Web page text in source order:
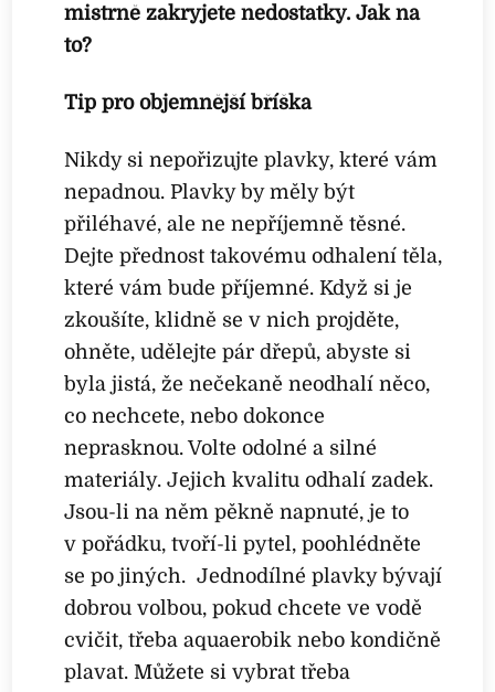
mistrně zakryjete nedostatky. Jak na
to?
Tip pro objemnější bříška
Nikdy si nepořizujte plavky, které vám
nepadnou. Plavky by měly být
přiléhavé, ale ne nepříjemně těsné.
Dejte přednost takovému odhalení těla,
které vám bude příjemné. Když si je
zkoušíte, klidně se v nich projděte,
ohněte, udělejte pár dřepů, abyste si
byla jistá, že nečekaně neodhalí něco,
co nechcete, nebo dokonce
neprasknou. Volte odolné a silné
materiály. Jejich kvalitu odhalí zadek.
Jsou-li na něm pěkně napnuté, je to
v pořádku, tvoří-li pytel, poohlédněte
se po jiných. Jednodílné plavky bývají
dobrou volbou, pokud chcete ve vodě
cvičit, třeba aquaerobik nebo kondičně
plavat. Můžete si vybrat třeba